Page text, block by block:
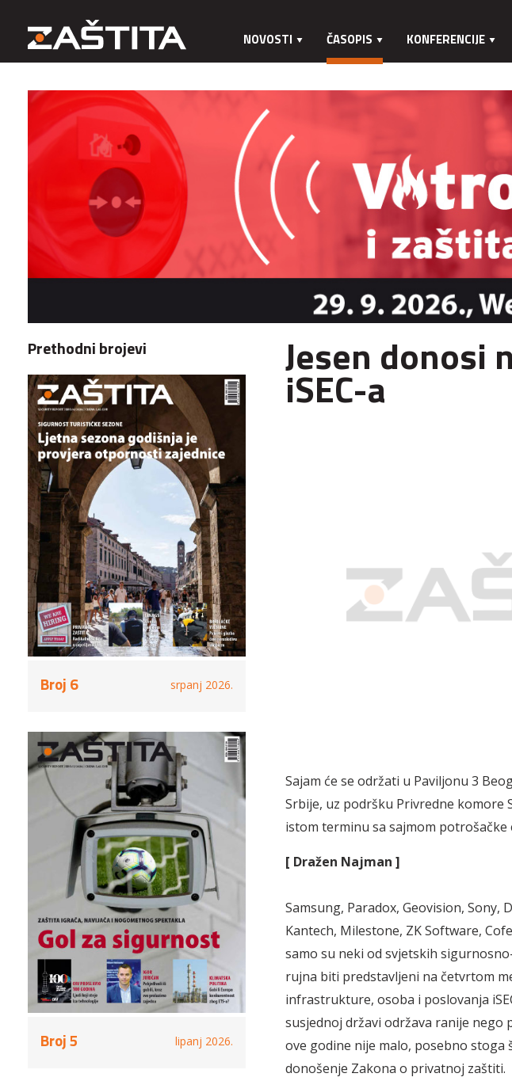
NOVOSTI ČASOPIS KONFERENCIJE
Prethodni brojevi
Broj 6 srpanj 2026.
Broj 5 lipanj 2026.
Jesen donosi
iSEC-a
Sajam će se održati u Paviljonu 3
Srbije, uz podršku Privredne komore
istom terminu sa sajmom potrošačke
[ Dražen Najman ]
Samsung, Paradox, Geovision, Sony,
Kantech, Milestone, ZK Software,
samo su neki od svjetskih
rujna biti predstavljeni na četvrtom
infrastrukture, osoba i poslovanja
susjednoj državi održava ranije nego
ove godine nije malo, posebno stoga
donošenje Zakona o privatnoj zaštiti.